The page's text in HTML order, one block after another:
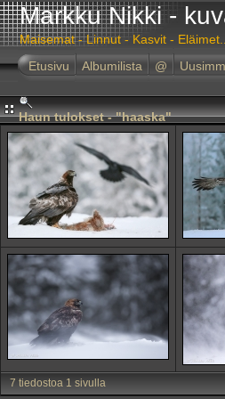
Markku Nikki -
Maisemat - Linnut - Kasvit - Eläimet...
Etusivu
Albumilista @
Haun tulokset - "haaska"
7 tiedostoa 1 sivulla